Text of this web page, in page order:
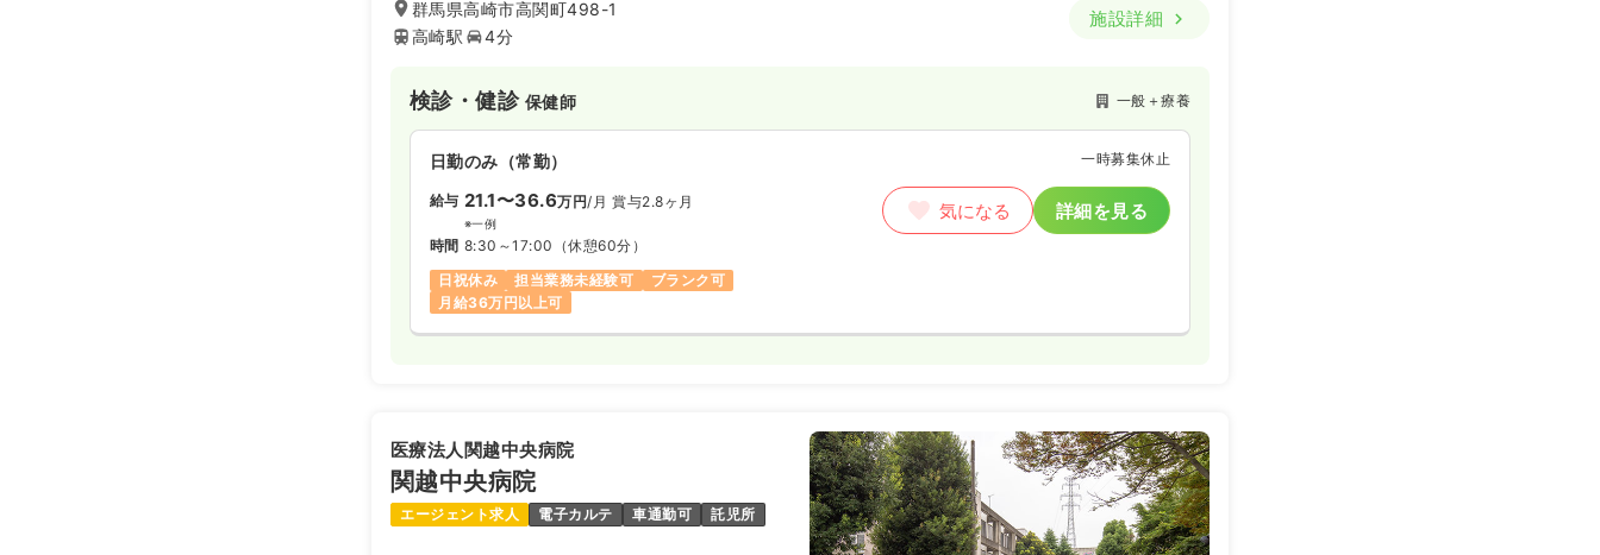
群馬県高崎市高関町498-1
高崎駅
4分
施設詳細
検診・健診 保健師 一般＋療養
日勤のみ（常勤） 一時募集休止
給与 21.1〜36.6万円/月 賞与2.8ヶ月
※一例
時間 8:30～17:00 （休憩60分）
日祝休み
担当業務未経験可
ブランク可
月給36万円以上可
気になる 詳細を見る
医療法人関越中央病院
関越中央病院
エージェント求人 電子カルテ 車通勤可 託児所